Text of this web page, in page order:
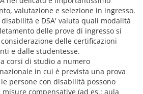
valutazione e selezione in ingresso.
e DSA' valuta quali modalità
delle prove di ingresso si
delle certificazioni
e dalle studentesse.
corsi di studio a numero
in cui è prevista una prova
persone con disabilità possono
compensative (ad es.: aula